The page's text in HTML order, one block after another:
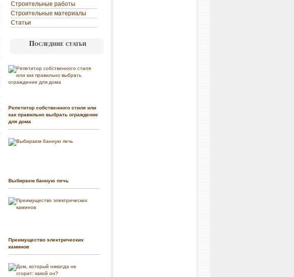
Строительные работы
Строительные материалы
Статьи
Последние статьи
Репетитор собственного стиля или
как правильно выбрать ограждение
для дома
Выбираем банную печь
Преимущество электрических
каминов